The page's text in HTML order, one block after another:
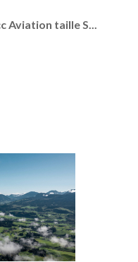
Aviation taille S...